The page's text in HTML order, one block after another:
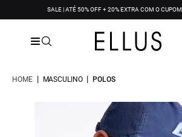
SALE | ATÉ 50% OFF + 20% EXTRA COM O CUPOM
HOME | MASCULINO | POLOS